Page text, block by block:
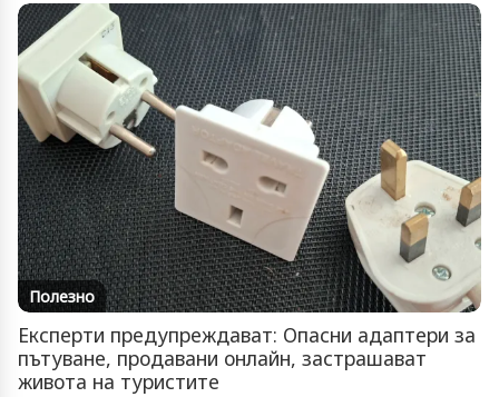
Полезно
Експерти предупреждават: Опасни адаптери за
пътуване, продавани онлайн, застрашават
живота на туристите